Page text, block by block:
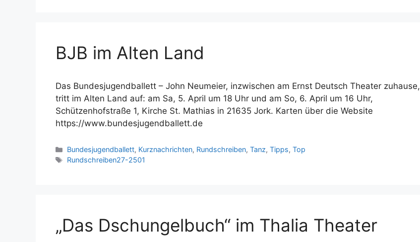
BJB im Alten Land
Das Bundesjugendballett – John Neumeier, inzwischen am Ernst Deutsch Theater zuhause,
tritt im Alten Land auf: am Sa, 5. April um 18 Uhr und am So, 6. April um 16 Uhr,
Schützenhofstraße 1, Kirche St. Mathias in 21635 Jork. Karten über die Website
https://www.bundesjugendballett.de
Kategorien
Bundesjugendballett, Kurznachrichten, Rundschreiben,Tanz,Tipps,Top
Schlagwörter
Rundschreiben27-2501
„Das Dschungelbuch“ im Thalia Theater